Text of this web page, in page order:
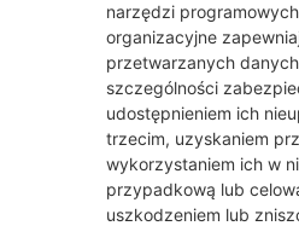
narzędzi
organizacyjne
przetwarzanych
szczególności
udostępnieniem ich
trzecim, uzyskaniem
wykorzystaniem ich w
przypadkową lub
uszkodzeniem lub